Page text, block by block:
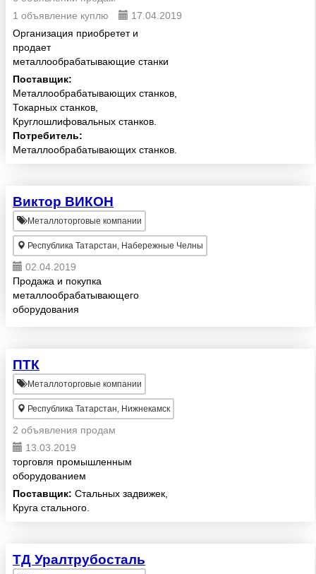
1 объявление куплю
17.04.2019
Организация приобретет и
продает
металлообрабатывающие станки
Поставщик:
Металлообрабатывающих станков,
Токарных станков,
Круглошлифовальных станков.
Потребитель:
Металлообрабатывающих станков.
Виктор ВИКОН
Металлоторговые компании
Республика Татарстан, Набережные Челны
02.04.2019
Продажа и покупка
металлообрабатывающего
оборудования
ПТК
Металлоторговые компании
Республика Татарстан, Нижнекамск
2 объявления продам
13.03.2019
торговля промышленным
оборудованием
Поставщик: Стальных задвижек,
Круга стального.
ТД Уралтрубосталь